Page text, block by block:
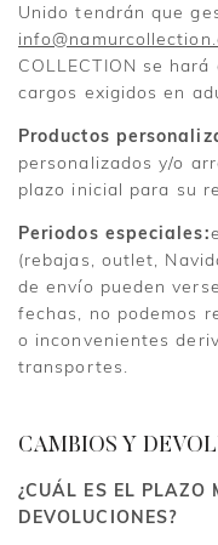
Unido tendrán que
COLLECTION se
cargos exigidos en
Productos
personalizados y/o
plazo inicial para su
Periodos especiales:
(rebajas, outlet,
de envío pueden
fechas, no podemos
o inconvenientes
transportes.
CAMBIOS Y
¿CUÁL ES EL PLAZO
DEVOLUCIONES?